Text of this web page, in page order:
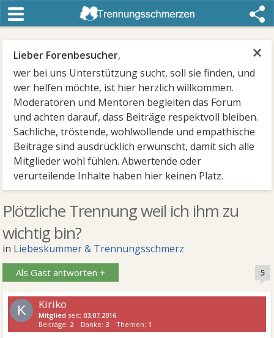
×
Lieber Forenbesucher,
wer bei uns Unterstützung sucht, soll sie finden, und
wer helfen möchte, ist hier herzlich willkommen.
Moderatoren und Mentoren begleiten das Forum
und achten darauf, dass Beiträge respektvoll bleiben.
Sachliche, tröstende, wohlwollende und empathische
Beiträge sind ausdrücklich erwünscht, damit sich alle
Mitglieder wohl fühlen. Abwertende oder
verurteilende Inhalte haben hier keinen Platz.
Plötzliche Trennung weil ich ihm zu
wichtig bin?
in Liebeskummer & Trennungsschmerz
Als Gast antworten + 5
K Kiriko
Mitglied seit:03.07.2016
Beiträge: 2 Danke:3 Themen: 1